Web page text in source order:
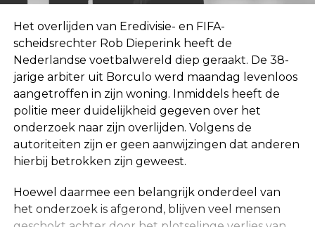
Het overlijden van Eredivisie- en FIFA-
scheidsrechter Rob Dieperink heeft de
Nederlandse voetbalwereld diep geraakt. De 38-
jarige arbiter uit Borculo werd maandag levenloos
aangetroffen in zijn woning. Inmiddels heeft de
politie meer duidelijkheid gegeven over het
onderzoek naar zijn overlijden. Volgens de
autoriteiten zijn er geen aanwijzingen dat anderen
hierbij betrokken zijn geweest.
Hoewel daarmee een belangrijk onderdeel van
het onderzoek is afgerond, blijven veel mensen